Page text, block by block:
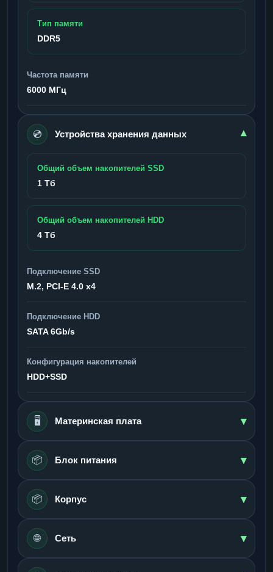
Тип памяти
DDR5
Частота памяти
6000 МГц
💿 Устройства хранения данных ▾
Общий объем накопителей SSD
1 Тб
Общий объем накопителей HDD
4 Тб
Подключение SSD
M.2, PCI-E 4.0 x4
Подключение HDD
SATA 6Gb/s
Конфигурация накопителей
HDD+SSD
🖥️ Материнская плата ▾
📦 Блок питания ▾
📦 Корпус ▾
🌐 Сеть ▾